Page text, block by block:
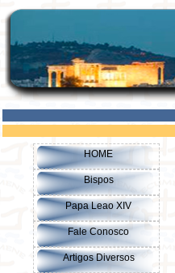
HOME
Bispos
Papa Leao XIV
Fale Conosco
Artigos Diversos